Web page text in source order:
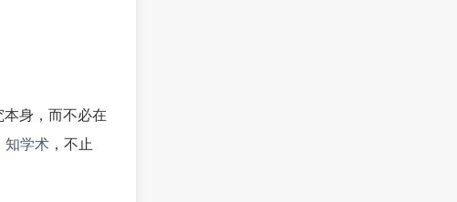
身，而不必在
知学术 ，不止